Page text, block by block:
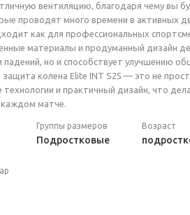
вентиляцию, благодаря чему вы
проводят много времени в активных
как для профессиональных
материалы и продуманный дизайн
но и способствует улучшению
колена Elite INT S25 — это не
технологии и практичный дизайн, что
каждом матче.
Группы размеров
Подростковые
Возраст